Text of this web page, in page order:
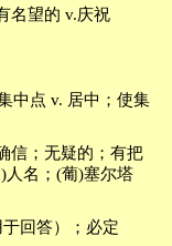
名望的 v.庆祝
中点 v. 居中；使集
信；无疑的；有把
人名；(葡)塞尔塔
回答）；必定